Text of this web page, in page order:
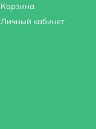
Корзина
Личный кабинет